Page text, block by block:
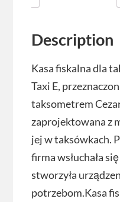
Description
Kasa fiskalna dla
Taxi E,
taksometrem
zaprojektowana z
jej w taksówkach.
firma wsłuchała
stworzyła
potrzebom.Kasa